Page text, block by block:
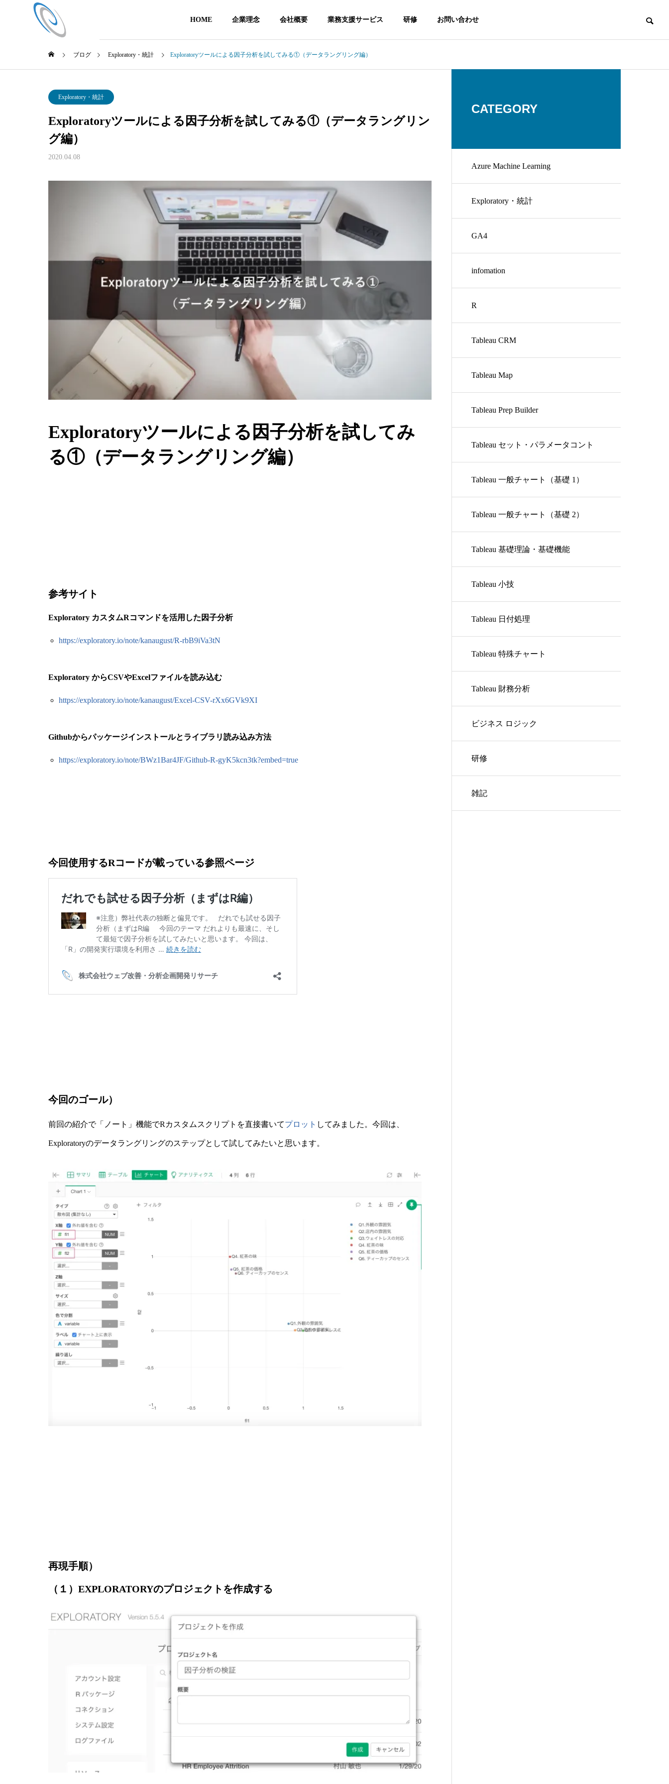
HOME 企業理念 会社概要 業務支援サービス 研修 お問い合わせ
ブログ Exploratory・統計 Exploratoryツールによる因子分析を試してみる①（データラングリング編）
Exploratory・統計
Exploratoryツールによる因子分析を試してみる①（データラングリン
グ編）
2020.04.08
Exploratoryツールによる因子分析を試してみ
る①（データラングリング編）
参考サイト
Exploratory カスタムRコマンドを活用した因子分析
https://exploratory.io/note/kanaugust/R-rbB9iVa3tN
Exploratory からCSVやExcelファイルを読み込む
https://exploratory.io/note/kanaugust/Excel-CSV-rXx6GVk9XI
Githubからパッケージインストールとライブラリ読み込み方法
https://exploratory.io/note/BWz1Bar4JF/Github-R-gyK5kcn3tk?embed=true
今回使用するRコードが載っている参照ページ
今回のゴール）
前回の紹介で「ノート」機能でRカスタムスクリプトを直接書いてプロット してみました。今回は、
Exploratoryのデータラングリングのステップとして試してみたいと思います。
再現手順）
（１）EXPLORATORYのプロジェクトを作成する
CATEGORY
Azure Machine Learning
Exploratory・統計
GA4
infomation
R
Tableau CRM
Tableau Map
Tableau Prep Builder
Tableau セット・パラメータコント
ロール
Tableau 一般チャート（基礎 1）
Tableau 一般チャート（基礎 2）
Tableau 基礎理論・基礎機能
Tableau 小技
Tableau 日付処理
Tableau 特殊チャート
Tableau 財務分析
ビジネス ロジック
研修
雑記